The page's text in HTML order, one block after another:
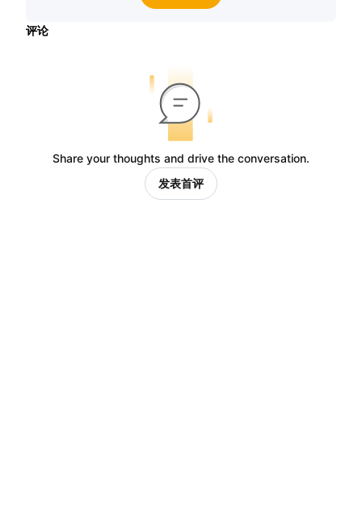
评论
Share your thoughts and drive the conversation.
发表首评